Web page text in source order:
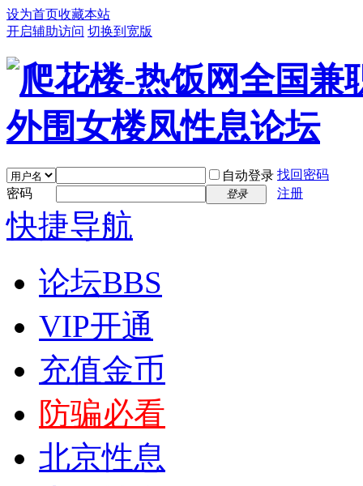
设为首页收藏本站
开启辅助访问 切换到宽版
自动登录 找回密码
密码
登录 注册
快捷导航
论坛BBS
VIP开通
充值金币
防骗必看
北京性息